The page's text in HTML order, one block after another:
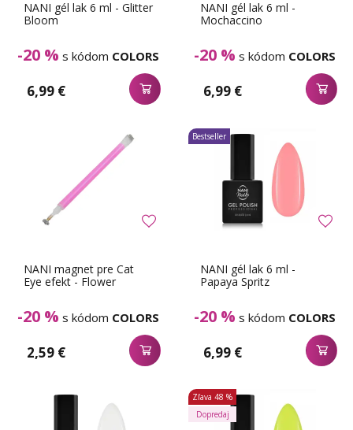
NANI gél lak 6 ml - Glitter
Bloom
-20 % s kódom COLORS
6,99 €
NANI gél lak 6 ml -
Mochaccino
-20 % s kódom COLORS
6,99 €
NANI magnet pre Cat
Eye efekt - Flower
-20 % s kódom COLORS
2,59 €
NANI gél lak 6 ml -
Papaya Spritz
-20 % s kódom COLORS
6,99 €
Bestseller
Zľava 48 %
Dopredaj